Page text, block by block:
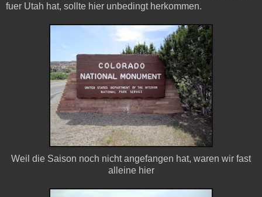
fuer Utah hat, sollte hier unbedingt herkommen.
Weil die Saison noch nicht angefangen hat, waren wir fast
alleine hier